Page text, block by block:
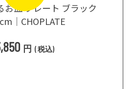
お皿 プレート ブラック
｜CHOPLATE
円 (税込)